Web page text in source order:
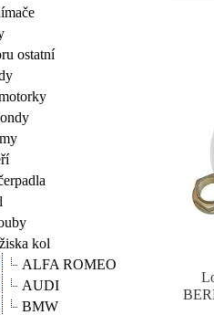
ostatní
kol
ALFA ROMEO
AUDI
BMW